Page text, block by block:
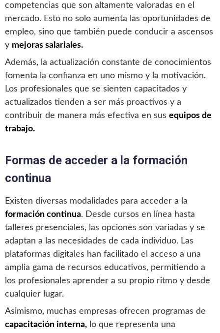
competencias que son altamente valoradas en el
mercado. Esto no solo aumenta las oportunidades de
empleo, sino que también puede conducir a ascensos
y mejoras salariales.
Además, la actualización constante de conocimientos
fomenta la confianza en uno mismo y la motivación.
Los profesionales que se sienten capacitados y
actualizados tienden a ser más proactivos y a
contribuir de manera más efectiva en sus equipos de
trabajo.
Formas de acceder a la formación
continua
Existen diversas modalidades para acceder a la
formación continua. Desde cursos en línea hasta
talleres presenciales, las opciones son variadas y se
adaptan a las necesidades de cada individuo. Las
plataformas digitales han facilitado el acceso a una
amplia gama de recursos educativos, permitiendo a
los profesionales aprender a su propio ritmo y desde
cualquier lugar.
Asimismo, muchas empresas ofrecen programas de
capacitación interna, lo que representa una